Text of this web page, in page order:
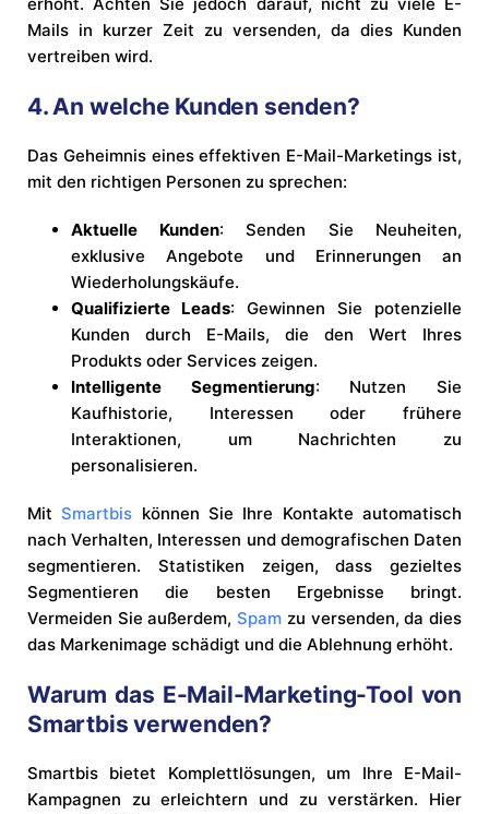
erhöht. Achten Sie jedoch darauf, nicht zu viele E-
Mails in kurzer Zeit zu versenden, da dies Kunden
vertreiben wird.
4. An welche Kunden senden?
Das Geheimnis eines effektiven E-Mail-Marketings ist,
mit den richtigen Personen zu sprechen:
Aktuelle Kunden: Senden Sie Neuheiten,
exklusive Angebote und Erinnerungen an
Wiederholungskäufe.
Qualifizierte Leads: Gewinnen Sie potenzielle
Kunden durch E-Mails, die den Wert Ihres
Produkts oder Services zeigen.
Intelligente Segmentierung: Nutzen Sie
Kaufhistorie, Interessen oder frühere
Interaktionen, um Nachrichten zu
personalisieren.
Mit Smartbis können Sie Ihre Kontakte automatisch
nach Verhalten, Interessen und demografischen Daten
segmentieren. Statistiken zeigen, dass gezieltes
Segmentieren die besten Ergebnisse bringt.
Vermeiden Sie außerdem, Spam zu versenden, da dies
das Markenimage schädigt und die Ablehnung erhöht.
Warum das E-Mail-Marketing-Tool von
Smartbis verwenden?
Smartbis bietet Komplettlösungen, um Ihre E-Mail-
Kampagnen zu erleichtern und zu verstärken. Hier